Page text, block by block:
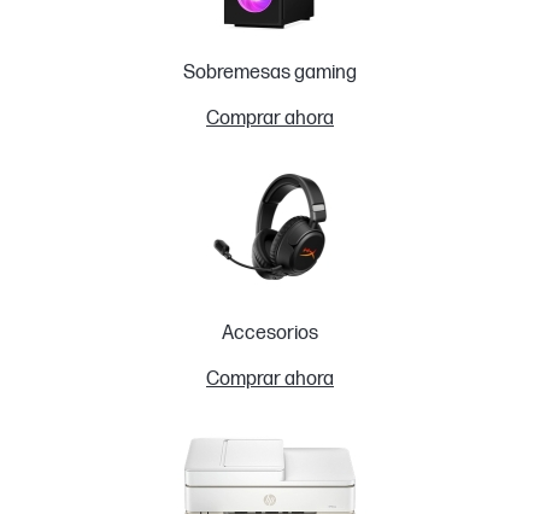
Sobremesas gaming
Comprar ahora
Accesorios
Comprar ahora